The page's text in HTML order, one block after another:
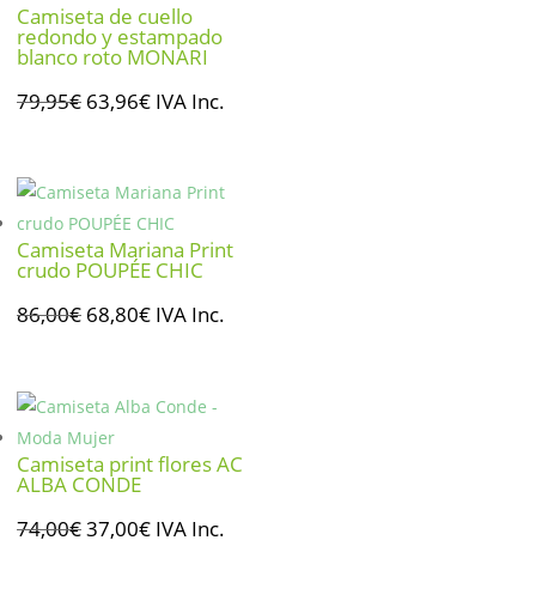
Camiseta de cuello
redondo y estampado
blanco roto MONARI
79,95€ El
era:
79,95€.
63,96€El
es:
63,96€.
IVA Inc.
Camiseta Mariana Print
crudo POUPÉE CHIC
86,00€ El
era:
86,00€.
68,80€El
es:
IVA Inc.
Camiseta print flores AC
ALBA CONDE
74,00€El
37,00€ElIVA Inc.